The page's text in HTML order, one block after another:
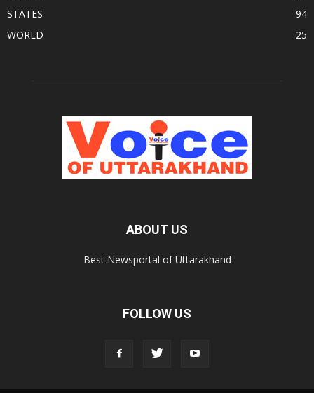
STATES
94
WORLD
25
ABOUT US
Best Newsportal of Uttarakhand
FOLLOW US